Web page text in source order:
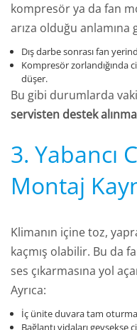
kompresör ya da fan
arıza olduğu anlamına
Dış darbe sonrası fan
Kompresör zorlandığında
düşer.
Bu gibi durumlarda
servisten destek
3. Yabancı
Montaj
Klimanın içine toz,
kaçmış olabilir. Bu da
ses çıkarmasına yol
Ayrıca:
İç ünite duvara tam
Bağlantı vidaları gevşekse